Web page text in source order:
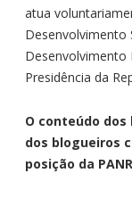
atua
Desenvolvimento
Desenvolvimento
Presidência da
O conteúdo
dos blogueiros
posição da